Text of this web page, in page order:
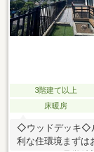
3階建て以上
床暖房
◇ウッドデッキ◇
利な住環境まずは